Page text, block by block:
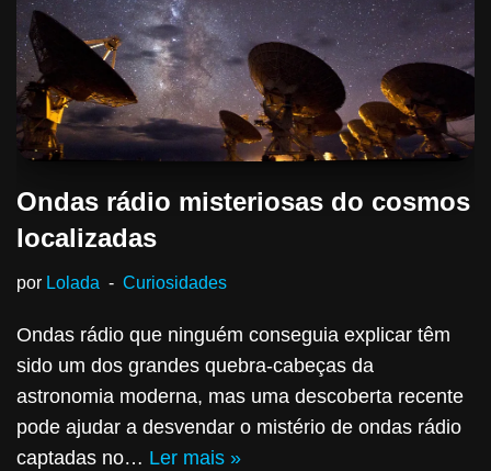
Ondas rádio misteriosas do cosmos
localizadas
por Lolada Curiosidades
Ondas rádio que ninguém conseguia explicar têm
sido um dos grandes quebra-cabeças da
astronomia moderna, mas uma descoberta recente
pode ajudar a desvendar o mistério de ondas rádio
captadas no… Ler mais »